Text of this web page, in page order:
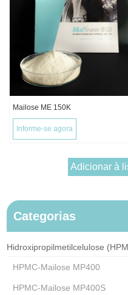
Mailose ME 150K
Informe-se agora
Categorias
Hidroxipropilmetilcelulose
HPMC-Mailose MP400
HPMC-Mailose MP400S